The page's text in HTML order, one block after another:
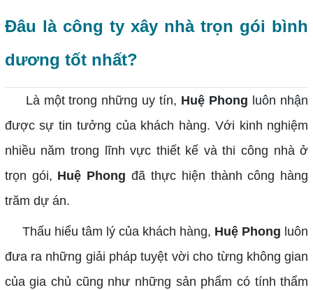
Đâu là công ty xây nhà trọn gói bình
dương tốt nhất?
Là một trong những uy tín, Huệ Phong luôn nhận
được sự tin tưởng của khách hàng. Với kinh nghiệm
nhiều năm trong lĩnh vực thiết kế và thi công nhà ở
trọn gói, Huệ Phong đã thực hiện thành công hàng
trăm dự án.
Thấu hiểu tâm lý của khách hàng, Huệ Phong luôn
đưa ra những giải pháp tuyệt vời cho từng không gian
của gia chủ cũng như những sản phẩm có tính thẩm